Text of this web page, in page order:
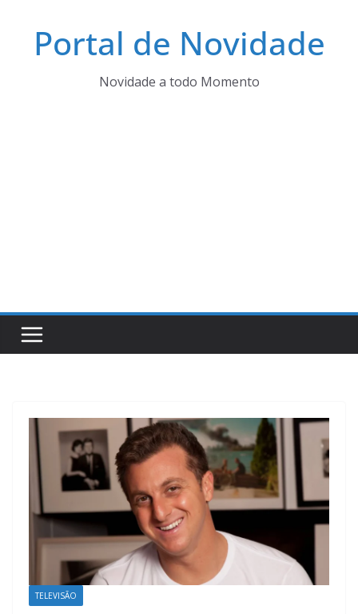
Portal de Novidade
Novidade a todo Momento
TELEVISÃO